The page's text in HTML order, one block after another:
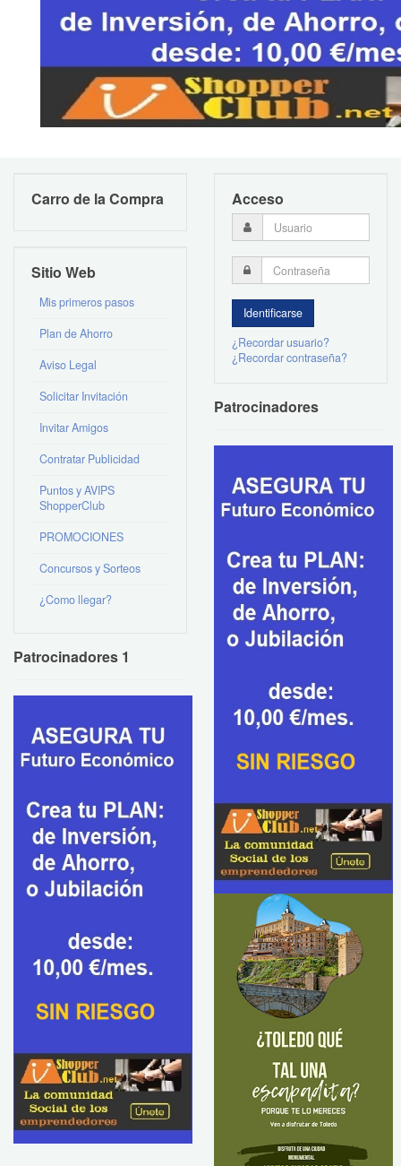
Carro de la Compra
Sitio Web
Mis primeros pasos
Plan de Ahorro
Aviso Legal
Solicitar Invitación
Invitar Amigos
Contratar Publicidad
Puntos y AVIPS
ShopperClub
PROMOCIONES
Concursos y Sorteos
¿Como llegar?
Patrocinadores 1
Acceso
¿Recordar usuario?
¿Recordar contraseña?
Patrocinadores